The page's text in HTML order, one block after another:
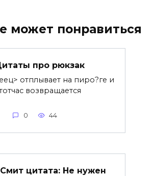
может понравиться
про рюкзак
отплывает на пиро?ге и
возвращается
0 44
цитата: Не нужен